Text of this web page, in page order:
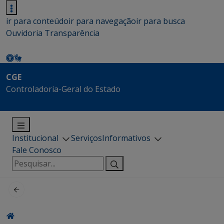
ir para conteúdoir para navegaçãoir para busca
Ouvidoria Transparência
CGE
Controladoria-Geral do Estado
Institucional ServiçosInformativos
Fale Conosco
Pesquisar
por: